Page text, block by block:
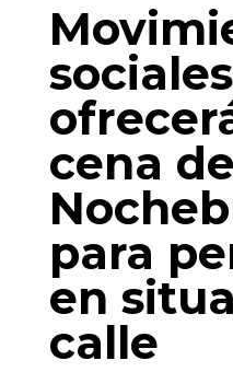
sociales
cena de
para
en
calle